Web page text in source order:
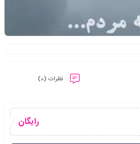
نظرات (0)
رایگان